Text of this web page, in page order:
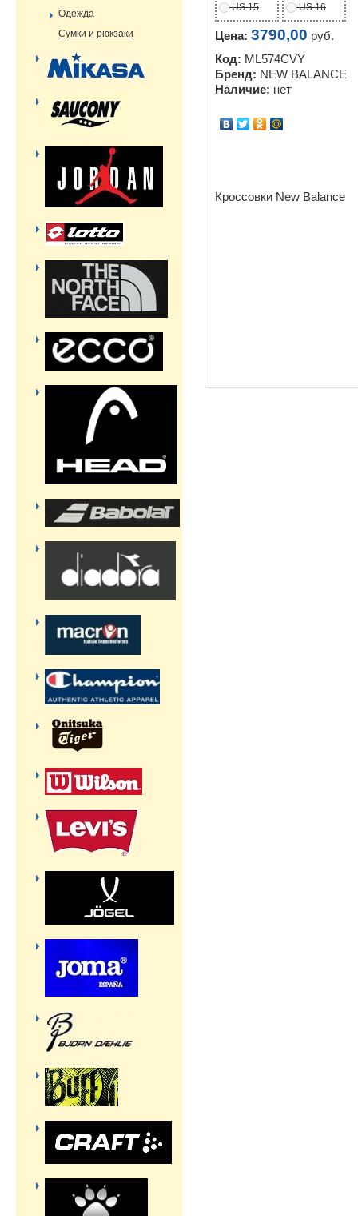
US 15 US 16
Цена: 3790,00 руб.
Код: ML574CVY
Бренд: NEW BALANCE
Наличие: нет
Кроссовки New Balance
Одежда
Сумки и рюкзаки